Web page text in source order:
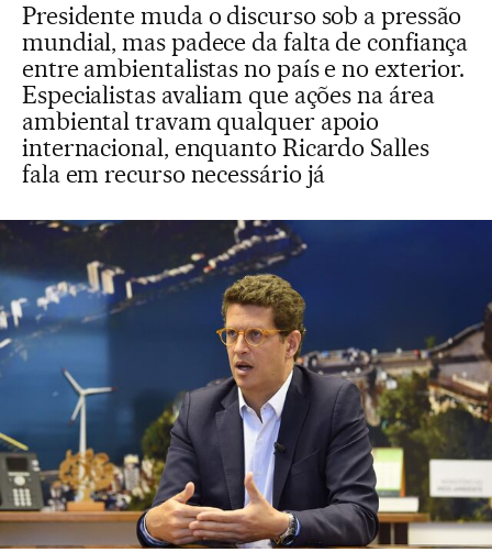
Presidente muda o discurso sob a pressão
mundial, mas padece da falta de confiança
entre ambientalistas no país e no exterior.
Especialistas avaliam que ações na área
ambiental travam qualquer apoio
internacional, enquanto Ricardo Salles
fala em recurso necessário já